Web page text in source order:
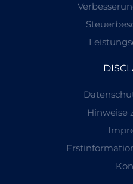
Hinweise